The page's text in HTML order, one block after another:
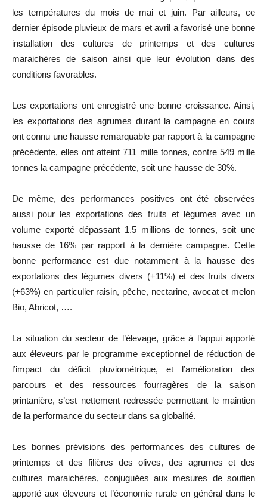
les températures du mois de mai et juin. Par ailleurs, ce
dernier épisode pluvieux de mars et avril a favorisé une bonne
installation des cultures de printemps et des cultures
maraichères de saison ainsi que leur évolution dans des
conditions favorables.
Les exportations ont enregistré une bonne croissance. Ainsi,
les exportations des agrumes durant la campagne en cours
ont connu une hausse remarquable par rapport à la campagne
précédente, elles ont atteint 711 mille tonnes, contre 549 mille
tonnes la campagne précédente, soit une hausse de 30%.
De même, des performances positives ont été observées
aussi pour les exportations des fruits et légumes avec un
volume exporté dépassant 1.5 millions de tonnes, soit une
hausse de 16% par rapport à la dernière campagne. Cette
bonne performance est due notamment à la hausse des
exportations des légumes divers (+11%) et des fruits divers
(+63%) en particulier raisin, pêche, nectarine, avocat et melon
Bio, Abricot, ….
La situation du secteur de l’élevage, grâce à l’appui apporté
aux éleveurs par le programme exceptionnel de réduction de
l’impact du déficit pluviométrique, et l’amélioration des
parcours et des ressources fourragères de la saison
printanière, s’est nettement redressée permettant le maintien
de la performance du secteur dans sa globalité.
Les bonnes prévisions des performances des cultures de
printemps et des filières des olives, des agrumes et des
cultures maraichères, conjuguées aux mesures de soutien
apporté aux éleveurs et l’économie rurale en général dans le